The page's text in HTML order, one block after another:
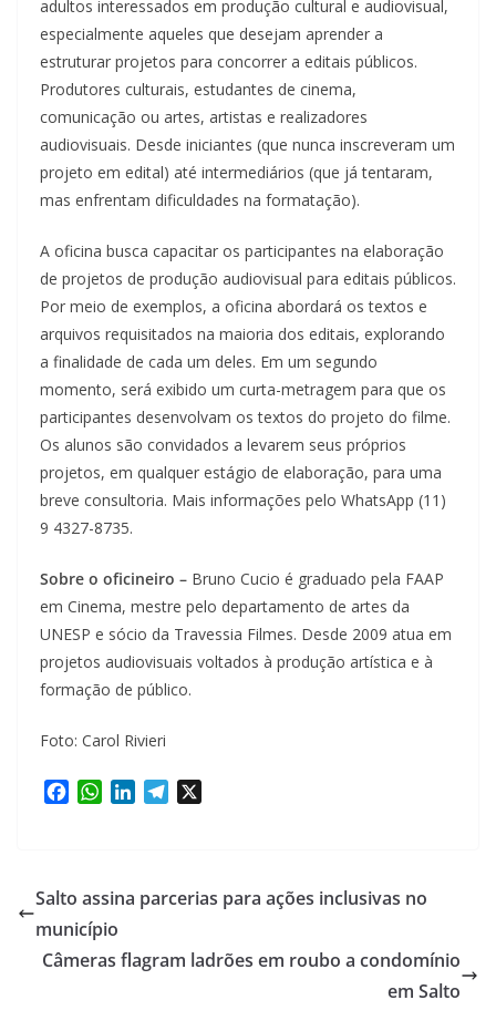
adultos interessados em produção cultural e audiovisual,
especialmente aqueles que desejam aprender a
estruturar projetos para concorrer a editais públicos.
Produtores culturais, estudantes de cinema,
comunicação ou artes, artistas e realizadores
audiovisuais. Desde iniciantes (que nunca inscreveram um
projeto em edital) até intermediários (que já tentaram,
mas enfrentam dificuldades na formatação).
A oficina busca capacitar os participantes na elaboração
de projetos de produção audiovisual para editais públicos.
Por meio de exemplos, a oficina abordará os textos e
arquivos requisitados na maioria dos editais, explorando
a finalidade de cada um deles. Em um segundo
momento, será exibido um curta-metragem para que os
participantes desenvolvam os textos do projeto do filme.
Os alunos são convidados a levarem seus próprios
projetos, em qualquer estágio de elaboração, para uma
breve consultoria. Mais informações pelo WhatsApp (11)
9 4327-8735.
Sobre o oficineiro – Bruno Cucio é graduado pela FAAP
em Cinema, mestre pelo departamento de artes da
UNESP e sócio da Travessia Filmes. Desde 2009 atua em
projetos audiovisuais voltados à produção artística e à
formação de público.
Foto: Carol Rivieri
b
o
k
W
s
p
p
e
d
n
g
m
Salto assina parcerias para ações inclusivas no
município
Câmeras flagram ladrões em roubo a condomínio
em Salto